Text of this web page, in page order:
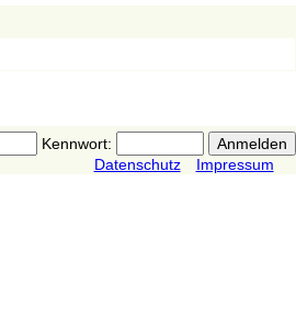
Kennwort:
Datenschutz
Impressum